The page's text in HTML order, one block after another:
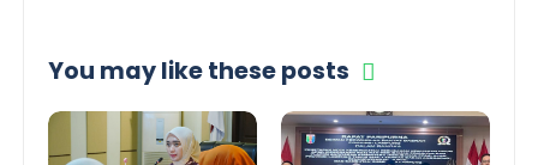
You may like these posts